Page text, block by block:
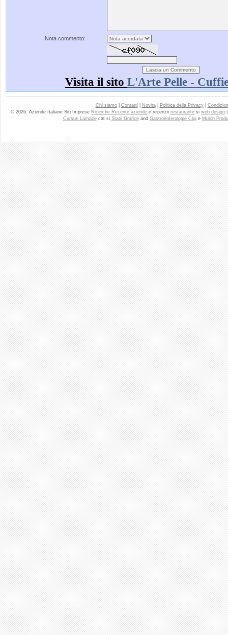
Nota commento:
Visita il sito L'Arte Pelle -
Chi siamo| Contatti| Novita| Politica della Privacy|
© 2026. Aziende Italiane Siti Imprese Ricerche Recente aziende e recenzii restaurante si web design
Cursuri Lamazecat si Statii Graficeand Gastroenterologie Cluje Mulch